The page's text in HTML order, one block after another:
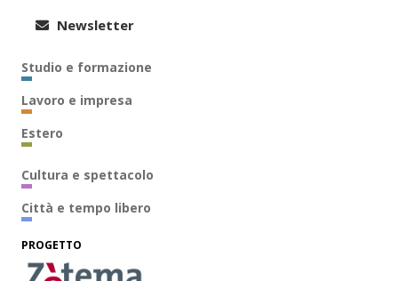
Newsletter
Studio e formazione
Lavoro e impresa
Estero
Cultura e spettacolo
Città e tempo libero
PROGETTO